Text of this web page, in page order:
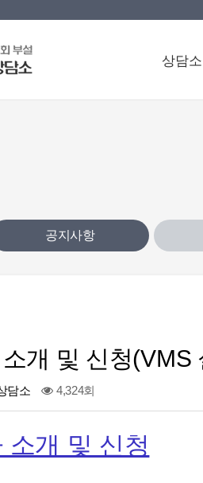
상담
공지사항
개 및 신청(VMS
담소 4,324회
소개 및 신청